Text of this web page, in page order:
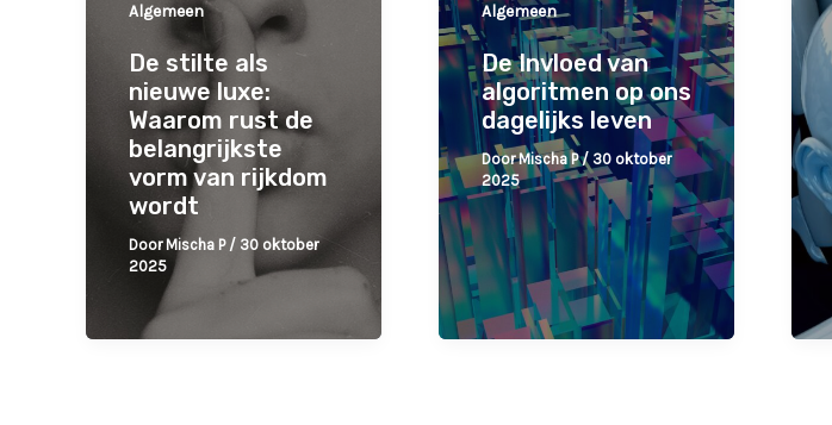
Algemeen
De stilte als
nieuwe luxe:
Waarom rust de
belangrijkste
vorm van rijkdom
wordt
Door Mischa P / 30 oktober
2025
Algemeen
De Invloed van
algoritmen op ons
dagelijks leven
DoorMischa P/ 30 oktober
2025